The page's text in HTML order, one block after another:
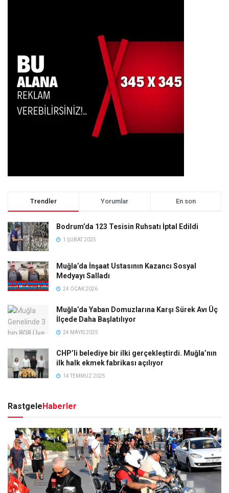
Trendler Yorumlar En son
Bodrum’da 123 Tesisin Ruhsatı İptal Edildi
1 ŞUBAT 2025
Muğla’da İnşaat Ustasının Kazancı Sosyal
Medyayı Salladı
24 OCAK 2026
Muğla’da Yaban Domuzlarına Karşı Sürek Avı Üç
İlçede Daha Başlatılıyor
24 MAYIS 2025
CHP’li belediye bir ilki gerçekleştirdi. Muğla’nın
ilk halk ekmek fabrikası açılıyor
14 TEMMUZ 2025
Rastgele Haberler